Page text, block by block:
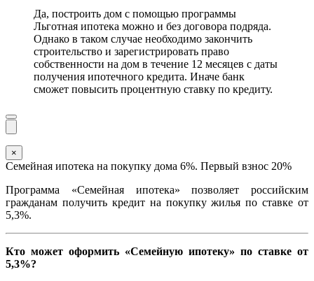
Да, построить дом с помощью программы
Льготная ипотека можно и без договора подряда.
Однако в таком случае необходимо закончить
строительство и зарегистрировать право
собственности на дом в течение 12 месяцев с даты
получения ипотечного кредита. Иначе банк
сможет повысить процентную ставку по кредиту.
×
Семейная ипотека на покупку дома 6%. Первый взнос 20%
Программа «Семейная ипотека» позволяет российским
гражданам получить кредит на покупку жилья по ставке от
5,3%.
Кто может оформить «Семейную ипотеку» по ставке от
5,3%?